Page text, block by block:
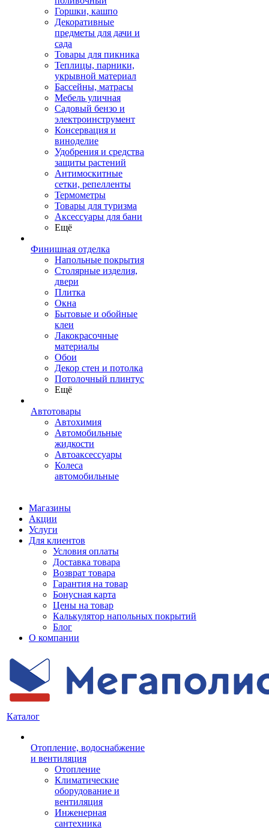
Горшки, кашпо
Декоративные
предметы для дачи и
сада
Товары для пикника
Теплицы, парники,
укрывной материал
Бассейны, матрасы
Мебель уличная
Садовый бензо и
электроинструмент
Консервация и
виноделие
Удобрения и средства
защиты растений
Антимоскитные
сетки, репелленты
Термометры
Товары для туризма
Аксессуары для бани
Ещё
Финишная отделка
Напольные покрытия
Столярные изделия,
двери
Плитка
Окна
Бытовые и обойные
клеи
Лакокрасочные
материалы
Обои
Декор стен и потолка
Потолочный плинтус
Ещё
Автотовары
Автохимия
Автомобильные
жидкости
Автоаксессуары
Колеса
автомобильные
Магазины
Акции
Услуги
Для клиентов
Условия оплаты
Доставка товара
Возврат товара
Гарантия на товар
Бонусная карта
Цены на товар
Калькулятор напольных покрытий
Блог
О компании
Каталог
Отопление, водоснабжение
и вентиляция
Отопление
Климатические
оборудование и
вентиляция
Инженерная
сантехника